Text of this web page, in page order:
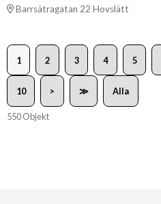
Barrsätragatan 22 Hovslätt
1 2 3 4 5
10 > ≫ Alla
550 Objekt